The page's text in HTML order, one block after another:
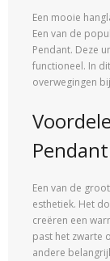
Een mooie
Een van de
Pendant. Deze
functioneel. In
overwegingen
Pendant
Een van de
esthetiek. Het
creëren een
past het zwarte
andere